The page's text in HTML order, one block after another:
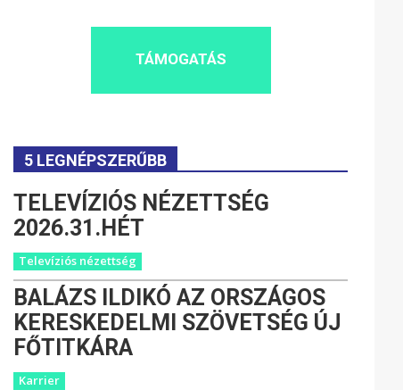
TÁMOGATÁS
5 LEGNÉPSZERŰBB
TELEVÍZIÓS NÉZETTSÉG
2026.31.HÉT
Televíziós nézettség
BALÁZS ILDIKÓ AZ ORSZÁGOS
KERESKEDELMI SZÖVETSÉG ÚJ
FŐTITKÁRA
Karrier